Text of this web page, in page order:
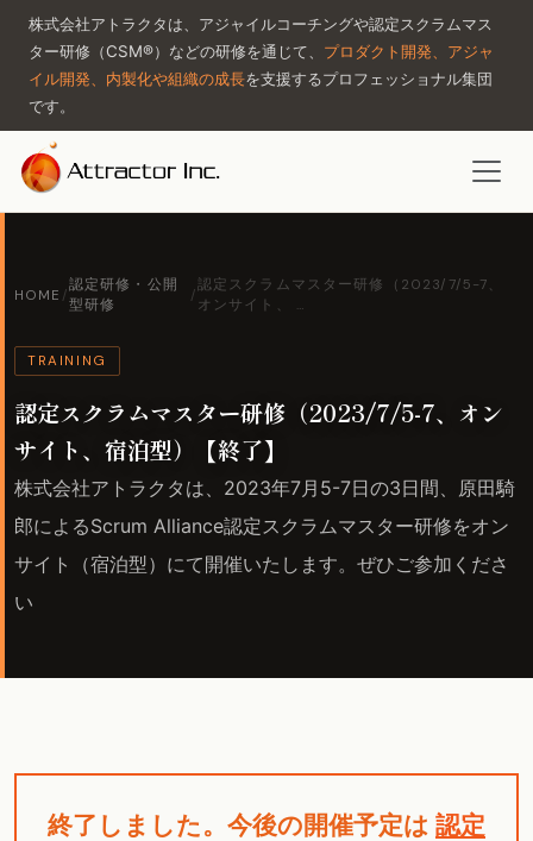
株式会社アトラクタは、アジャイルコーチングや認定スクラムマス
ター研修（CSM®）などの研修を通じて、 プロダクト開発、アジャ
イル開発、内製化や組織の成長を支援するプロフェッショナル集団
です。
HOME /
認定研修・公開
型研修
/
認定スクラムマスター研修（2023/7/5-7、
オンサイト、 …
TRAINING
認定スクラムマスター研修（2023/7/5-7、オン
サイト、宿泊型）【終了】
株式会社アトラクタは、2023年7月5-7日の3日間、原田騎
郎によるScrum Alliance認定スクラムマスター研修をオン
サイト（宿泊型）にて開催いたします。ぜひご参加くださ
い
終了しました。今後の開催予定は 認定